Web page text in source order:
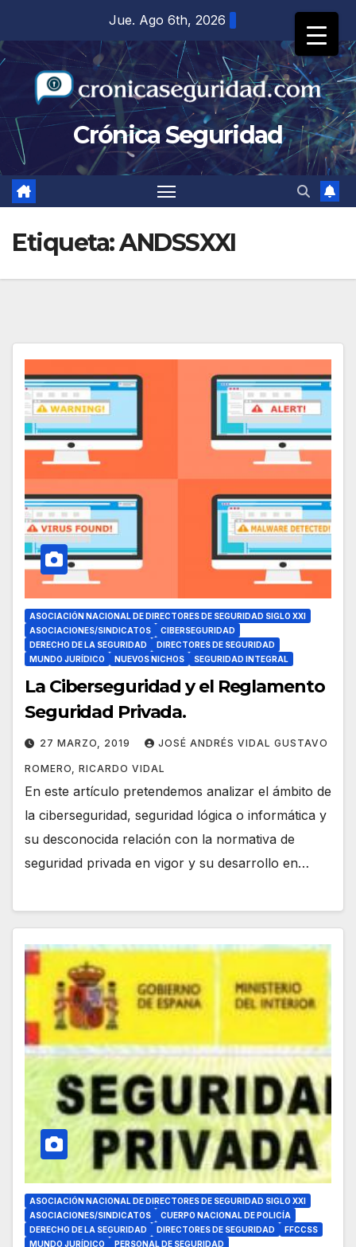
contenido
Jue. Ago 6th, 2026
Crónica Seguridad
Etiqueta:ANDSSXXI
ASOCIACIÓN NACIONAL DE DIRECTORES DE SEGURIDAD SIGLO XXI
ASOCIACIONES/SINDICATOS
CIBERSEGURIDAD
DERECHO DE LA SEGURIDAD
DIRECTORES DE SEGURIDAD
MUNDO JURÍDICO
NUEVOS NICHOS SEGURIDAD INTEGRAL
La Ciberseguridad y el Reglamento
Seguridad Privada.
27 MARZO, 2019 JOSÉ ANDRÉS VIDAL GUSTAVO
ROMERO, RICARDO VIDAL
En este artículo pretendemos analizar el ámbito de
la ciberseguridad, seguridad lógica o informática y
su desconocida relación con la normativa de
seguridad privada en vigor y su desarrollo en…
ASOCIACIÓN NACIONAL DE DIRECTORES DE SEGURIDAD SIGLO XXI
ASOCIACIONES/SINDICATOS
CUERPO NACIONAL DE POLICÍA
DERECHO DE LA SEGURIDAD
DIRECTORES DE SEGURIDAD
FFCCSS
MUNDO JURÍDICO
PERSONAL DE SEGURIDAD